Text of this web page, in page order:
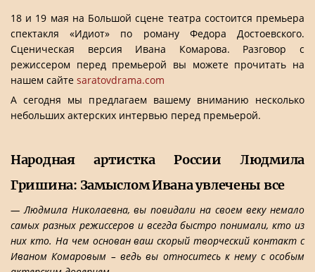
18 и 19 мая на Большой сцене театра состоится премьера
спектакля «Идиот» по роману Федора Достоевского.
Сценическая версия Ивана Комарова. Разговор с
режиссером перед премьерой вы можете прочитать на
нашем сайте ­­­­saratovdrama.com
А сегодня мы предлагаем вашему вниманию несколько
небольших актерских интервью перед премьерой.
Народная артистка России Людмила
Гришина: Замыслом Ивана увлечены все
— Людмила Николаевна, вы повидали на своем веку немало
самых разных режиссеров и всегда быстро понимали, кто из
них кто. На чем основан ваш скорый творческий контакт с
Иваном Комаровым – ведь вы относитесь к нему с особым